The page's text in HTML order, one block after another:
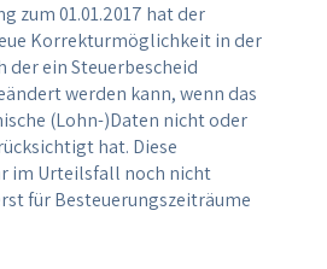
zum 01.01.2017 hat der
Korrekturmöglichkeit in der
der ein Steuerbescheid
werden kann, wenn das
(Lohn-)Daten nicht oder
hat. Diese
im Urteilsfall noch nicht
für Besteuerungszeiträume